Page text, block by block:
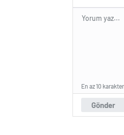
Gönder
En az 10